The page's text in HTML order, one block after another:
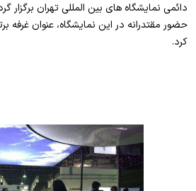
دائمی نمایشگاه های بین المللی تهران برگزار
حضور مقتدرانه در این نمایشگاه، عنوان غرفه
کرد.